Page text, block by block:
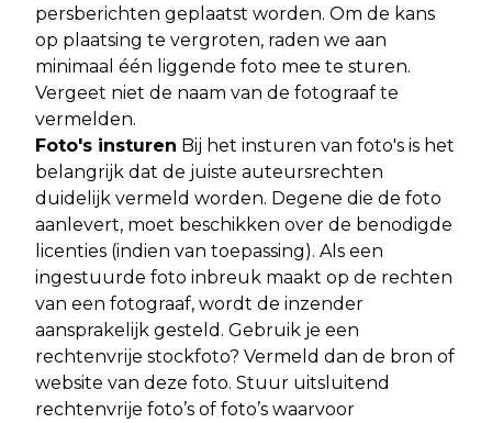
persberichten geplaatst worden. Om de kans
op plaatsing te vergroten, raden we aan
minimaal één liggende foto mee te sturen.
Vergeet niet de naam van de fotograaf te
vermelden.
Foto's insturen Bij het insturen van foto's is het
belangrijk dat de juiste auteursrechten
duidelijk vermeld worden. Degene die de foto
aanlevert, moet beschikken over de benodigde
licenties (indien van toepassing). Als een
ingestuurde foto inbreuk maakt op de rechten
van een fotograaf, wordt de inzender
aansprakelijk gesteld. Gebruik je een
rechtenvrije stockfoto? Vermeld dan de bron of
website van deze foto. Stuur uitsluitend
rechtenvrije foto’s of foto’s waarvoor